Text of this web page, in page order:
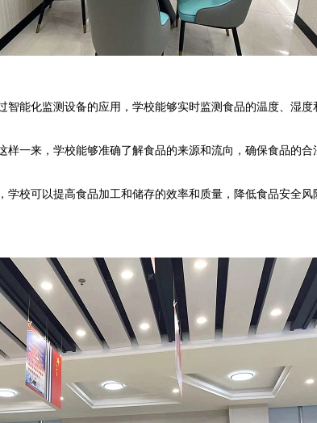
能化监测设备的应用，学校能够实时监测食品的温度、湿
一来，学校能够准确了解食品的来源和流向，确保食品的
校可以提高食品加工和储存的效率和质量，降低食品安全